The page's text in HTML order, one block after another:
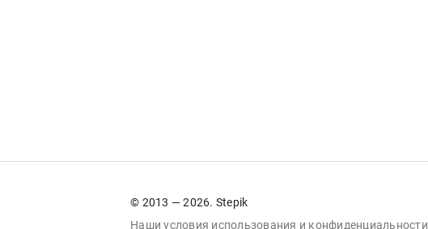
© 2013 — 2026. Stepik
Наши условия использования и конфиденциальности